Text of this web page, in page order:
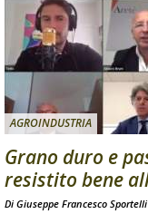
AGROINDUSTRIA
Grano duro e
resistito bene
Di Giuseppe Francesco Sportelli